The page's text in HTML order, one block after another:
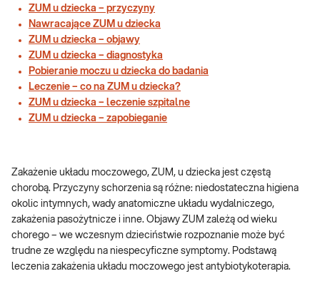
ZUM u dziecka – przyczyny
Nawracające ZUM u dziecka
ZUM u dziecka – objawy
ZUM u dziecka – diagnostyka
Pobieranie moczu u dziecka do badania
Leczenie – co na ZUM u dziecka?
ZUM u dziecka – leczenie szpitalne
ZUM u dziecka – zapobieganie
Zakażenie układu moczowego, ZUM, u dziecka jest częstą
chorobą. Przyczyny schorzenia są różne: niedostateczna higiena
okolic intymnych, wady anatomiczne układu wydalniczego,
zakażenia pasożytnicze i inne. Objawy ZUM zależą od wieku
chorego – we wczesnym dzieciństwie rozpoznanie może być
trudne ze względu na niespecyficzne symptomy. Podstawą
leczenia zakażenia układu moczowego jest antybiotykoterapia.